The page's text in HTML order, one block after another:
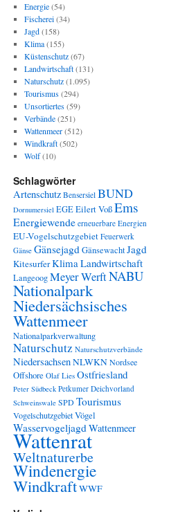
Energie(54)
Fischerei(34)
Jagd(158)
Klima(155)
Küstenschutz(67)
Landwirtschaft(131)
Naturschutz(1.095)
Tourismus(294)
Unsortiertes(59)
Verbände(251)
Wattenmeer(512)
Windkraft(502)
Wolf(10)
Schlagwörter
Artenschutz Bensersiel BUND
Dornumersiel EGEEilert VoßEms
Energiewende erneuerbare Energien
EU-Vogelschutzgebiet Feuerwerk
Gänse GänsejagdGänsewachtJagd
KitesurferKlimaLandwirtschaft
LangeoogMeyer WerftNABU
Nationalpark
Niedersächsisches
Wattenmeer
Nationalparkverwaltung
Naturschutz Naturschutzverbände
NiedersachsenNLWKNNordsee
Offshore Olaf Lies Ostfriesland
Peter Südbeck Petkumer Deichvorland
Schweinswale SPDTourismus
VogelschutzgebietVögel
WasservogeljagdWattenmeer
Wattenrat
Weltnaturerbe
Windenergie
WindkraftWWF